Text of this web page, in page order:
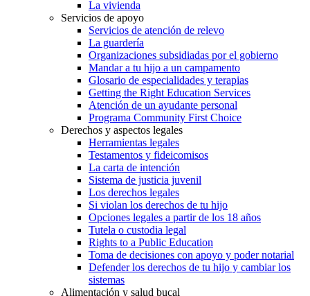
La vivienda
Servicios de apoyo
Servicios de atención de relevo
La guardería
Organizaciones subsidiadas por el gobierno
Mandar a tu hijo a un campamento
Glosario de especialidades y terapias
Getting the Right Education Services
Atención de un ayudante personal
Programa Community First Choice
Derechos y aspectos legales
Herramientas legales
Testamentos y fideicomisos
La carta de intención
Sistema de justicia juvenil
Los derechos legales
Si violan los derechos de tu hijo
Opciones legales a partir de los 18 años
Tutela o custodia legal
Rights to a Public Education
Toma de decisiones con apoyo y poder notarial
Defender los derechos de tu hijo y cambiar los
sistemas
Alimentación y salud bucal